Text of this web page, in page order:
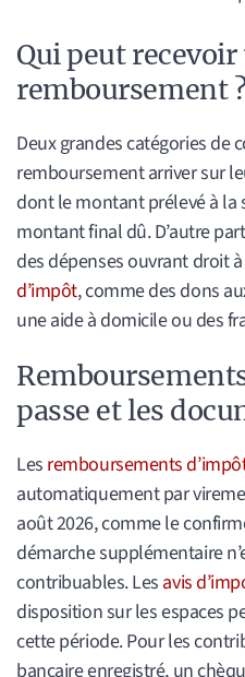
Qui peut recevoir
remboursement
Deux grandes catégories de
remboursement arriver sur
dont le montant prélevé à la
montant final dû. D’autre
des dépenses ouvrant droit
d’impôt, comme des dons
une aide à domicile ou des
passe et les
Les remboursements
automatiquement par
août 2026, comme le
démarche supplémentaire
contribuables. Les avis
disposition sur les espaces
cette période. Pour les
bancaire enregistré, un